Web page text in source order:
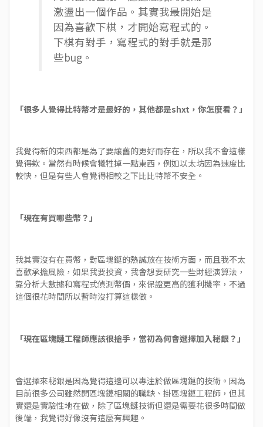
激盪出一個作品。其實我最開始是
因為喜歡下棋，才開始寫程式的。
下棋有對手，寫程式的對手就是那
些bug。
「很多人覺得比特幣才是最好的，其他都是shxt，你怎麼看？」
我覺得新的東西都是為了要讓舊的更好而存在，所以我不會這樣
覺得欸。當然有時候會犧牲掉一點東西，例如以太坊因為速度比
較快，但是有些人會覺得相較之下比比特幣不安全。
「現在有買哪些幣？」
我其實沒有在買幣，對區塊鏈的熱誠放在技術方面，而且我不太
喜歡承擔風險，如果我要投資，我會想要研究一些財經演算法，
靠分析大數據和寫程式偵測幣價，來保證更高的獲利機率，不過
這個很花時間所以暫時沒打算這樣做。
「現在區塊鏈工程師應該很搶手，當初為何會選擇加入秘銀？」
會選擇來秘銀是因為覺得這邊可以專注於做區塊鏈的技術。因為
目前很多公司雖然開區塊鏈相關的職缺、掛區塊鏈工程師，但其
實還是實驗性地在做，除了區塊鏈技術但還是需要花很多時間做
後端，我覺得好像沒有這麼有興趣。